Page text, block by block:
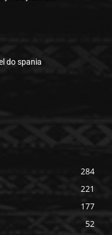
do spania
284
221
177
52